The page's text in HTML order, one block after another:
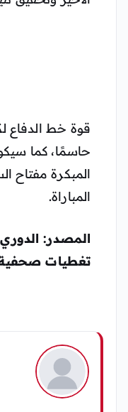
قوة خط الدفاع
حاسمًا، كما
المبكرة مفتاح
المباراة.
المصدر: الدوري
تغطيات